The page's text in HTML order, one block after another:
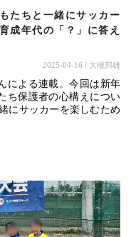
たちと一緒にサッカー
成年代の「？」に答え
2025-04-16 / 大槻邦雄
による連載。今回は新年
ち保護者の心構えについ
にサッカーを楽しむため